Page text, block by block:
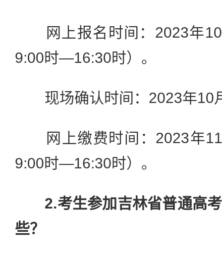
网上报名时间：2023年
9:00时—16:30时）。
现场确认时间：2023年10
网上缴费时间：2023年11
9:00时—16:30时）。
2.考生参加吉林省普通高
些？